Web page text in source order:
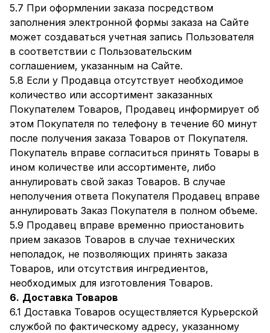
5.7 При оформлении заказа посредством
заполнения электронной формы заказа на Сайте
может создаваться учетная запись Пользователя
в соответствии с Пользовательским
соглашением, указанным на Сайте.
5.8 Если у Продавца отсутствует необходимое
количество или ассортимент заказанных
Покупателем Товаров, Продавец информирует об
этом Покупателя по телефону в течение 60 минут
после получения заказа Товаров от Покупателя.
Покупатель вправе согласиться принять Товары в
ином количестве или ассортименте, либо
аннулировать свой заказ Товаров. В случае
неполучения ответа Покупателя Продавец вправе
аннулировать Заказ Покупателя в полном объеме.
5.9 Продавец вправе временно приостановить
прием заказов Товаров в случае технических
неполадок, не позволяющих принять заказа
Товаров, или отсутствия ингредиентов,
необходимых для изготовления Товаров.
6. Доставка Товаров
6.1 Доставка Товаров осуществляется Курьерской
службой по фактическому адресу, указанному